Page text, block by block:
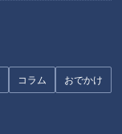
コラム おでかけ